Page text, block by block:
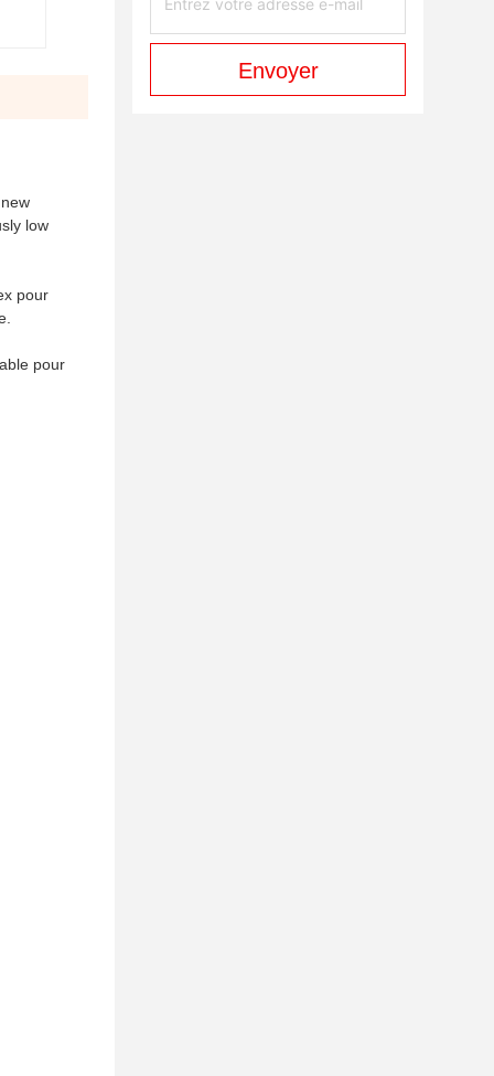
low
pour
pour
Envoyer